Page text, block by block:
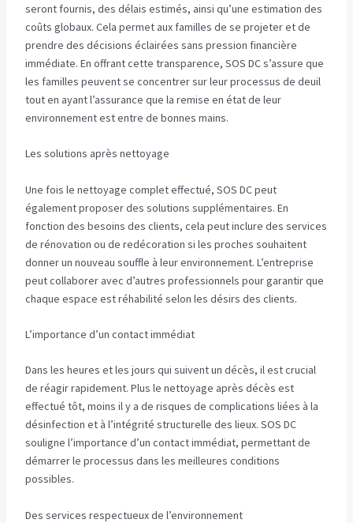
seront fournis, des délais estimés, ainsi qu’une estimation des
coûts globaux. Cela permet aux familles de se projeter et de
prendre des décisions éclairées sans pression financière
immédiate. En offrant cette transparence, SOS DC s’assure que
les familles peuvent se concentrer sur leur processus de deuil
tout en ayant l’assurance que la remise en état de leur
environnement est entre de bonnes mains.
Les solutions après nettoyage
Une fois le nettoyage complet effectué, SOS DC peut
également proposer des solutions supplémentaires. En
fonction des besoins des clients, cela peut inclure des services
de rénovation ou de redécoration si les proches souhaitent
donner un nouveau souffle à leur environnement. L’entreprise
peut collaborer avec d’autres professionnels pour garantir que
chaque espace est réhabilité selon les désirs des clients.
L’importance d’un contact immédiat
Dans les heures et les jours qui suivent un décès, il est crucial
de réagir rapidement. Plus le nettoyage après décès est
effectué tôt, moins il y a de risques de complications liées à la
désinfection et à l’intégrité structurelle des lieux. SOS DC
souligne l’importance d’un contact immédiat, permettant de
démarrer le processus dans les meilleures conditions
possibles.
Des services respectueux de l’environnement